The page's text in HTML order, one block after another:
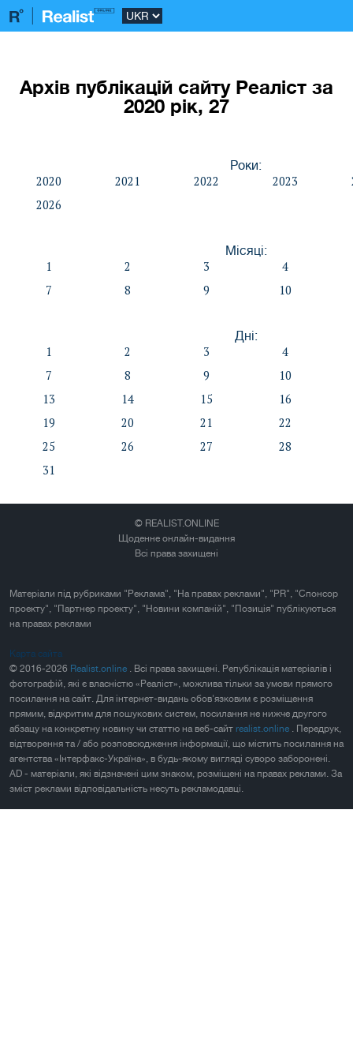
Архів публікацій сайту Реаліст за
2020 рік, 27
Роки:
2020 2021 2022 2023
2026
Місяці:
1 2 3
4
7
8 9 10
Дні:
1 2 3
4
7
8 9
10
13
14 15
16
19
20 21
22
25
26 27
28
31
© REALIST.ONLINE
Щоденне онлайн-видання
Всі права захищені
Матеріали під рубриками "Реклама", "На правах реклами", "PR", "Спонсор
проекту", "Партнер проекту", "Новини компаній", "Позиція" публікуються
на правах реклами
Карта сайта
© 2016-2026 Realist.online . Всі права захищені. Републікація матеріалів і
фотографій, які є власністю «Реаліст», можлива тільки за умови прямого
посилання на сайт. Для інтернет-видань обов'язковим є розміщення
прямим, відкритим для пошукових систем, посилання не нижче другого
абзацу на конкретну новину чи статтю на веб-сайт realist.online . Передрук,
відтворення та / або розповсюдження інформації, що містить посилання на
агентства «Інтерфакс-Україна», в будь-якому вигляді суворо заборонені.
AD - матеріали, які відзначені цим знаком, розміщені на правах реклами. За
зміст реклами відповідальність несуть рекламодавці.